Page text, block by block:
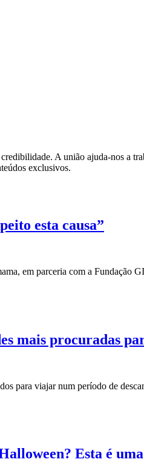
A união ajuda-nos a
exclusivos.
esta causa”
em parceria com a
mais procuradas
para viajar num período de
Esta é